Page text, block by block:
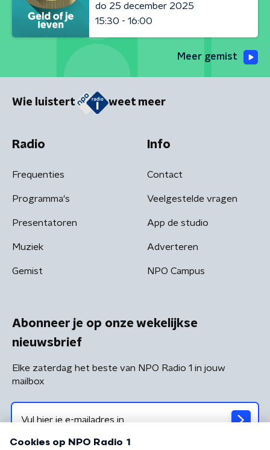
do 25 december 2025
15:30 - 16:00
Meer gemist
Wie luistert weet meer
Radio
Frequenties
Programma's
Presentatoren
Muziek
Gemist
Info
Contact
Veelgestelde vragen
App de studio
Adverteren
NPO Campus
Abonneer je op onze wekelijkse
nieuwsbrief
Elke zaterdag het beste van NPO Radio 1 in jouw
mailbox